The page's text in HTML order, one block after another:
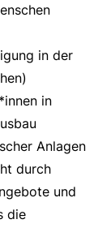
in der
in
Anlagen
durch
und
die